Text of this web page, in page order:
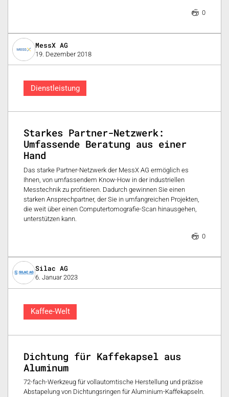
0
MessX AG
19. Dezember 2018
Dienstleistung
Starkes Partner-Netzwerk:
Umfassende Beratung aus einer
Hand
Das starke Partner-Netzwerk der MessX AG ermöglich es
Ihnen, von umfassendem Know-How in der industriellen
Messtechnik zu profitieren. Dadurch gewinnen Sie einen
starken Ansprechpartner, der Sie in umfangreichen Projekten,
die weit über einen Computertomografie-Scan hinausgehen,
unterstützen kann.
0
Silac AG
6. Januar 2023
Kaffee-Welt
Dichtung für Kaffekapsel aus
Aluminum
72-fach-Werkzeug für vollautomtische Herstellung und präzise
Abstapelung von Dichtungsringen für Aluminium-Kaffekapseln.